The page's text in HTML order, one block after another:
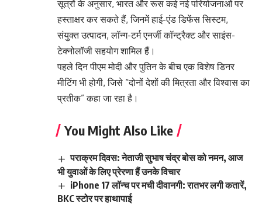
सूत्रों के अनुसार, भारत और रूस कई नई परियोजनाओं पर
हस्ताक्षर कर सकते हैं, जिनमें हाई-एंड डिफेंस सिस्टम,
संयुक्त उत्पादन, लॉन्ग-टर्म एनर्जी कॉन्ट्रैक्ट और साइंस-
टेक्नोलॉजी सहयोग शामिल हैं।
पहले दिन पीएम मोदी और पुतिन के बीच एक विशेष डिनर
मीटिंग भी होगी, जिसे “दोनों देशों की मित्रता और विश्वास का
प्रतीक” कहा जा रहा है।
You Might Also Like
पराक्रम दिवस: नेताजी सुभाष चंद्र बोस को नमन, आज
भी युवाओं के लिए प्रेरणा हैं उनके विचार
iPhone 17 लॉन्च पर मची दीवानगी: रातभर लगी कतारें,
BKC स्टोर पर हाथापाई